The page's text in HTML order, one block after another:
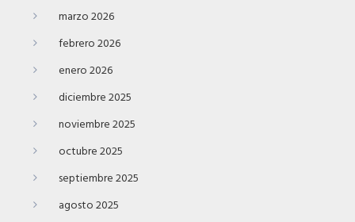
marzo 2026
febrero 2026
enero 2026
diciembre 2025
noviembre 2025
octubre 2025
septiembre 2025
agosto 2025